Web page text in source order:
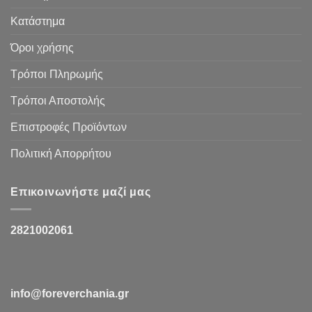
Κατάστημα
Όροι χρήσης
Τρόποι Πληρωμής
Τρόποι Αποστολής
Επιστροφές Προϊόντων
Πολιτική Απορρήτου
Επικοινωνήστε μαζί μας
2821002061
info@foreverchania.gr